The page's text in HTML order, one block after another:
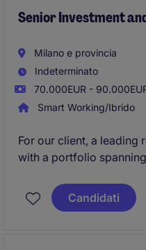
Senior Investment
Milano e provincia
Indeterminato
70.000EUR -
Smart Working/Ibrido
For our client, a leading
with a portfolio spanning
Transaction Manager
Asset Management
.
Candidati